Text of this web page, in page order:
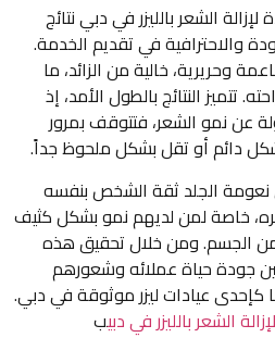
الشعر بالليزر في دبي نتائج
والاحترافية في تقديم الخدمة.
وحريرية، خالية من الزائد، ما
تتميز النتائج بالطول الأمد، إذ
عن نمو الشعر، فتتوقف بمرور
دائم أو تقل بشكل ملحوظ جداً.
نعومة الجلد ثقة الشخص بنفسه
خاصة لمن لديهم نمو بشكل كثيف
الجسم. ومن خلال تحقيق هذه
جودة حياة عملائه وشعورهم
كإحدى عيادات ليزر موثوقة في دبي.
الشعر بالليزر في دبيب